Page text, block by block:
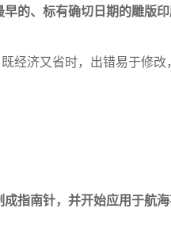
的、 标有确切日期的雕版
经济又省时，出错易于修改
指南针，并开始应用于航